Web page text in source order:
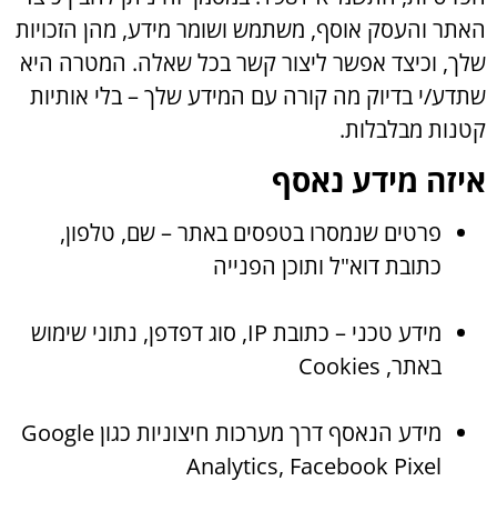
האתר והעסק אוסף, משתמש ושומר מידע, מהן הזכויות
שלך, וכיצד אפשר ליצור קשר בכל שאלה. המטרה היא
שתדע/י בדיוק מה קורה עם המידע שלך – בלי אותיות
קטנות מבלבלות.
איזה מידע נאסף
פרטים שנמסרו בטפסים באתר – שם, טלפון,
כתובת דוא"ל ותוכן הפנייה
מידע טכני – כתובת IP, סוג דפדפן, נתוני שימוש
באתר, Cookies
מידע הנאסף דרך מערכות חיצוניות כגון Google
Analytics, Facebook Pixel